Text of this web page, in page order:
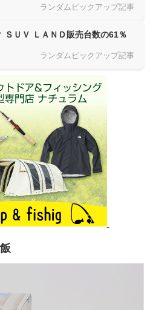
ランダムピックアップ記事
ＳＵＶ ＬＡＮＤ販売台数の61％
ランダムピックアップ記事